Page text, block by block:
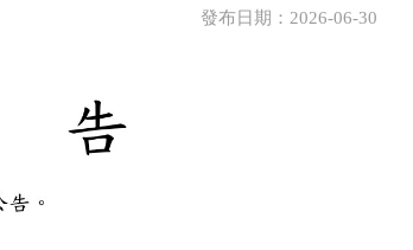
發布日期：2026-06-30